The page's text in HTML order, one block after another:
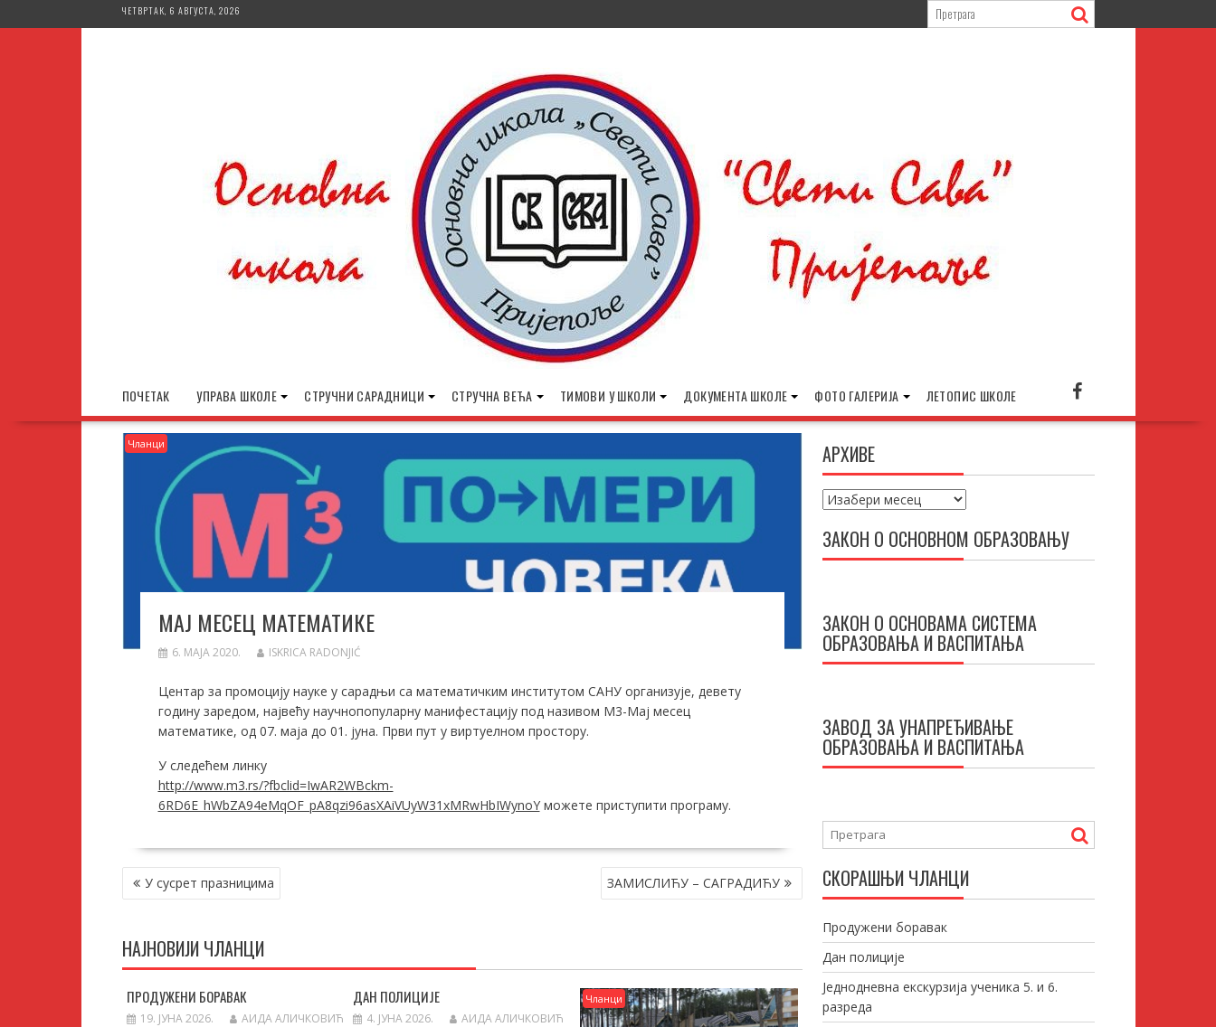
to
ЧЕТВРТАК, 6 АВГУСТА, 2026
ПОЧЕТАК УПРАВА ШКОЛЕ СТРУЧНИ САРАДНИЦИ СТРУЧНА ВЕЋА ТИМОВИ У ШКОЛИ ДОКУМЕНТА ШКОЛЕ ФОТО ГАЛЕРИЈА ЛЕТОПИС ШКОЛЕ
Чланци
МАЈ МЕСЕЦ МАТЕМАТИКЕ
6. МАЈА 2020. ISKRICA RADONJIĆ
Центар за промоцију науке у сарадњи са математичким институтом САНУ организује, девету
годину заредом, највећу научнопопуларну манифестацију под називом М3-Мај месец
математике, од 07. маја до 01. јуна. Први пут у виртуелном простору.
У следећем линку
http://www.m3.rs/?fbclid=IwAR2WBckm-
6RD6E_hWbZA94eMqOF_pA8qzi96asXAiVUyW31xMRwHbIWynoYможете приступити програму.
КРЕТАЊЕ
ЧЛАНКА
У сусрет празницима ЗАМИСЛИЋУ – САГРАДИЋУ
НАЈНОВИЈИ ЧЛАНЦИ
ПРОДУЖЕНИ БОРАВАК
19. ЈУНА 2026. АИДА АЛИЧКОВИЋ
ДАН ПОЛИЦИЈЕ
4. ЈУНА 2026. АИДА АЛИЧКОВИЋ
Чланци
АРХИВЕ
Архиве
ЗАКОН О ОСНОВНОМ ОБРАЗОВАЊУ
ЗАКОН О ОСНОВАМА СИСТЕМА
ОБРАЗОВАЊА И ВАСПИТАЊА
ЗАВОД ЗА УНАПРЕЂИВАЊЕ
ОБРАЗОВАЊА И ВАСПИТАЊА
СКОРАШЊИ ЧЛАНЦИ
Продужени боравак
Дан полиције
Једнодневна екскурзија ученика 5. и 6.
разреда